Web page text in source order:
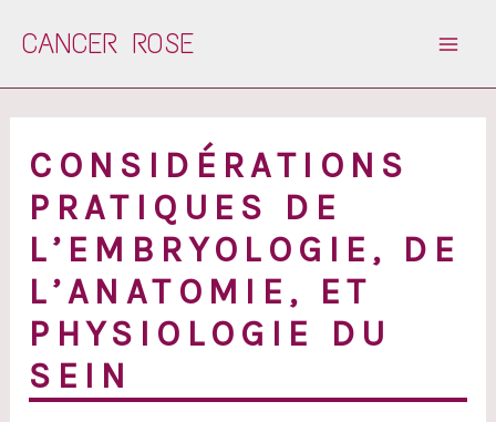
CANCER ROSE
CONSIDÉRATIONS
PRATIQUES DE
L’EMBRYOLOGIE, DE
L’ANATOMIE, ET
PHYSIOLOGIE DU
SEIN